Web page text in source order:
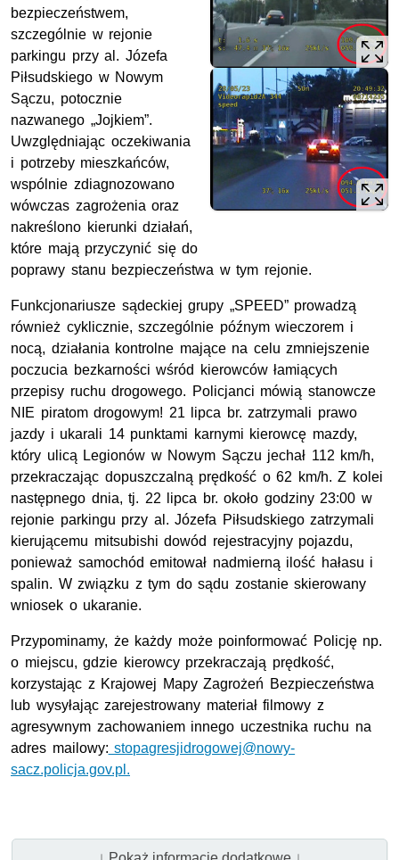
bezpieczeństwem,
szczególnie w rejonie
parkingu przy al. Józefa
Piłsudskiego w Nowym
Sączu, potocznie
nazwanego „Jojkiem”.
Uwzględniając oczekiwania
i potrzeby mieszkańców,
wspólnie zdiagnozowano
wówczas zagrożenia oraz
nakreślono kierunki działań,
które mają przyczynić się do
poprawy stanu bezpieczeństwa w tym rejonie.
Funkcjonariusze sądeckiej grupy „SPEED” prowadzą
również cyklicznie, szczególnie późnym wieczorem i
nocą, działania kontrolne mające na celu zmniejszenie
poczucia bezkarności wśród kierowców łamiących
przepisy ruchu drogowego. Policjanci mówią stanowcze
NIE piratom drogowym! 21 lipca br. zatrzymali prawo
jazdy i ukarali 14 punktami karnymi kierowcę mazdy,
który ulicą Legionów w Nowym Sączu jechał 112 km/h,
przekraczając dopuszczalną prędkość o 62 km/h. Z kolei
następnego dnia, tj. 22 lipca br. około godziny 23:00 w
rejonie parkingu przy al. Józefa Piłsudskiego zatrzymali
kierującemu mitsubishi dowód rejestracyjny pojazdu,
ponieważ samochód emitował nadmierną ilość hałasu i
spalin. W związku z tym do sądu zostanie skierowany
wniosek o ukaranie.
Przypominamy, że każdy może poinformować Policję np.
o miejscu, gdzie kierowcy przekraczają prędkość,
korzystając z Krajowej Mapy Zagrożeń Bezpieczeństwa
lub wysyłając zarejestrowany materiał filmowy z
agresywnym zachowaniem innego uczestnika ruchu na
adres mailowy: stopagresjidrogowej@nowy-
sacz.policja.gov.pl.